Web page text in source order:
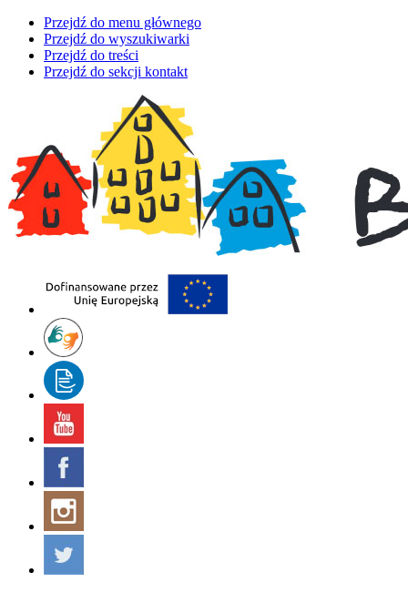
Przejdź do menu głównego
Przejdź do wyszukiwarki
Przejdź do treści
Przejdź do sekcji kontakt